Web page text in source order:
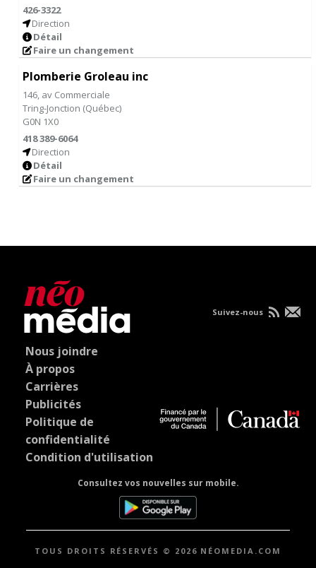
426-3322
Direction
Détail
Faire un changement
Plomberie Groleau inc
146, av Commerciale
Tring-Jonction (Québec)
G0N 1X0
418 389-6064
Direction
Détail
Faire un changement
Nous joindre
À propos
Carrières
Publicités
Politique de
confidentialité
Condition d'utilisation
Consultez vos nouvelles sur mobile.
Suivez-nous
TOUS DROITS RÉSERVÉS © 2026 NÉOMEDIA.COM